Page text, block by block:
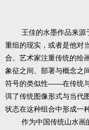
王佳的水墨作品来源于
重组的现实，或者是他对
合。艺术家注重传统的绘
象征之间、部署与概念之
符号的类似性——在传统
弭了传统图像形式与当代
状态在这种组合中形成一
作为中国传统山水画的